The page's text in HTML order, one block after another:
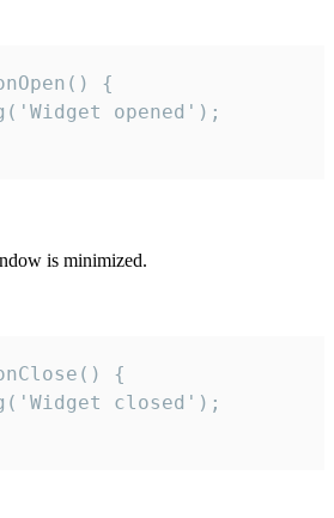
{
opened');
is minimized.
{
closed');